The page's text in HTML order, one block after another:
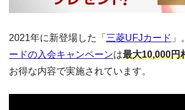
2021年に新登場した「 三菱UFJカード 」
ードの入会キャンペーンは最大10,000円
お得な内容で実施されています。